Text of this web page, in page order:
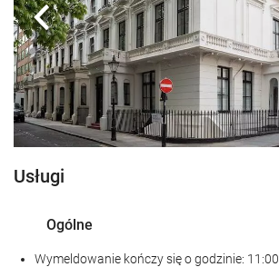
Poprzedni
Usługi
Ogólne
Wymeldowanie kończy się o godzinie: 11:00